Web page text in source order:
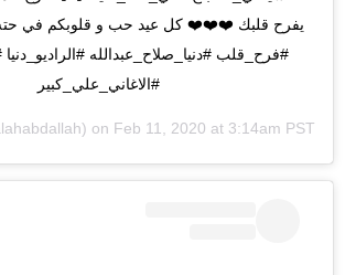
يفرح قلبك ❤️❤️❤️ كل عيد حب و قلوبكم في
#فرح_قلب #دنيا_صلاح_عبدالله
#الاغاني_علي_كبير
on Feb 11, 2020 at 3:14am PST